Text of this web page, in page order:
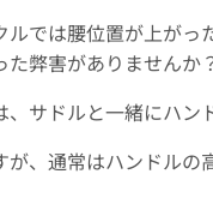
では腰位置が上が
弊害がありませんか
サドルと一緒にハン
、通常はハンドルの